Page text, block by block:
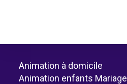
Animation à domicile
Animation enfants Mariage